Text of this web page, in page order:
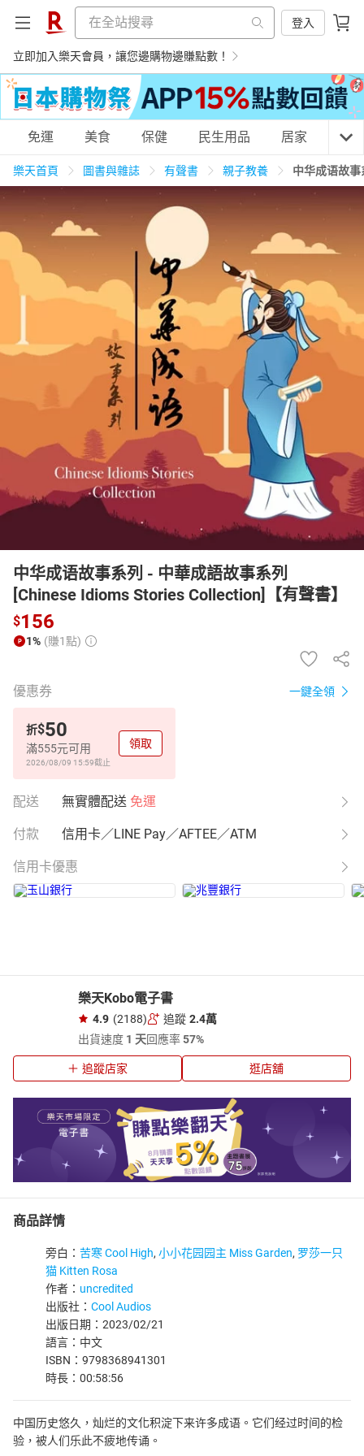
登入
立即加入樂天會員，讓您邊購物邊賺點數！
購物網分類
天天免運 美食蛋糕 養生保健
居家生活 3C家電 運動休閒 親子玩具
女裝 化妝保養 情趣用品
電子/紙本書
HOT
免運 美食 保健 民生用品 居家 3C
樂天首頁 圖書與雜誌 有聲書 親子教養 中华成语故
中华成语故事系列 - 中華成語故事系列
[Chinese Idioms Stories Collection]【有聲書】
$156
1% (賺1點)
優惠券 一鍵全領
折$50
滿555元可用
2026/08/09 15:59截止
領取
配送 無實體配送 免運
付款 信用卡／LINE Pay／AFTEE／ATM
信用卡優惠
樂天Kobo電子書
4.9 (2188) 追蹤 2.4萬
出貨速度 1 天回應率57%
追蹤店家 逛店舖
商品詳情
旁白： 苦寒 Cool High, 小小花园园主 Miss Garden, 罗莎一只
猫 Kitten Rosa
作者： uncredited
出版社： Cool Audios
出版日期：2023/02/21
語言：中文
ISBN：9798368941301
時長：00:58:56
中国历史悠久，灿烂的文化积淀下来许多成语。它们经过时间的检
验，被人们乐此不疲地传诵。